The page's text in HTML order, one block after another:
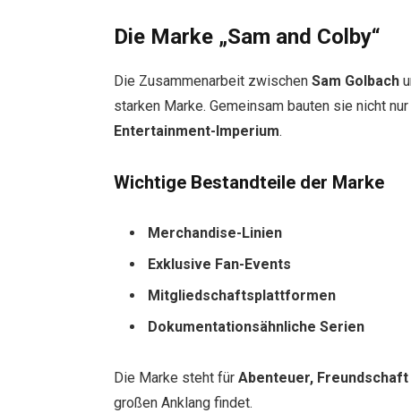
Die Marke „Sam and Colby“
Die Zusammenarbeit zwischenSam Golbach
starken Marke. Gemeinsam bauten sie nicht
Entertainment-Imperium.
Wichtige Bestandteile der Marke
Merchandise-Linien
Exklusive Fan-Events
Mitgliedschaftsplattformen
Dokumentationsähnliche Serien
Die Marke steht fürAbenteuer, Freundschaft
großen Anklang findet.